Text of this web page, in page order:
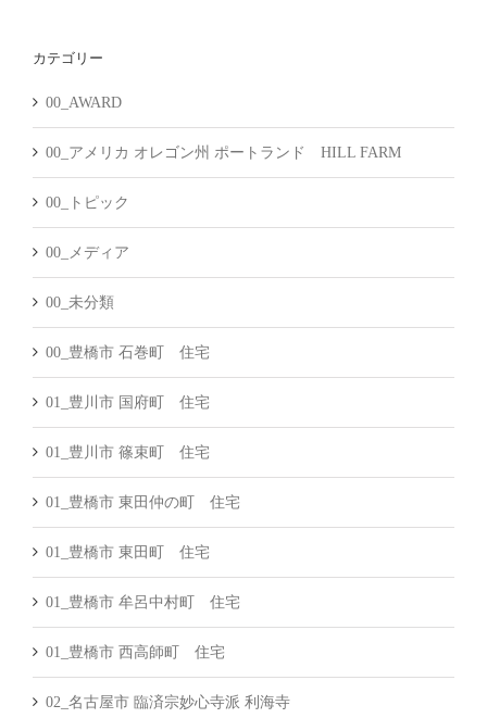
イ
カテゴリー
00_AWARD
00_アメリカ オレゴン州 ポートランド HILL FARM
00_トピック
00_メディア
00_未分類
00_豊橋市 石巻町 住宅
01_豊川市 国府町 住宅
01_豊川市 篠束町 住宅
01_豊橋市 東田仲の町 住宅
01_豊橋市 東田町 住宅
01_豊橋市 牟呂中村町 住宅
01_豊橋市 西高師町 住宅
02_名古屋市 臨済宗妙心寺派 利海寺